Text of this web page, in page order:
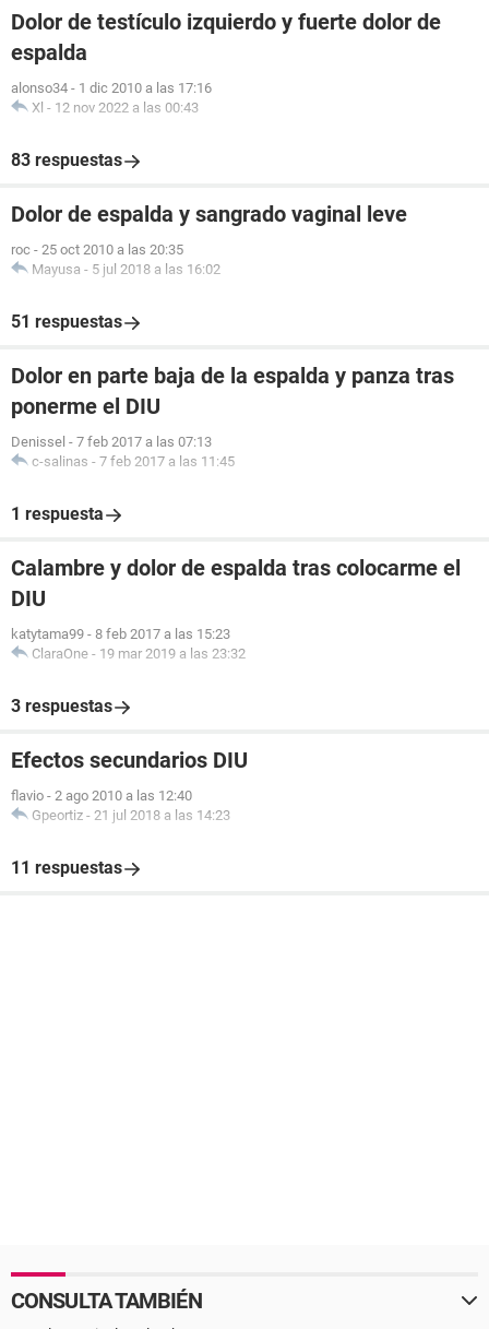
Dolor de testículo izquierdo y fuerte dolor de
espalda
alonso34 - 1 dic 2010 a las 17:16
Xl - 12 nov 2022 a las 00:43
83 respuestas
Dolor de espalda y sangrado vaginal leve
roc - 25 oct 2010 a las 20:35
Mayusa - 5 jul 2018 a las 16:02
51 respuestas
Dolor en parte baja de la espalda y panza tras
ponerme el DIU
Denissel - 7 feb 2017 a las 07:13
c-salinas - 7 feb 2017 a las 11:45
1 respuesta
Calambre y dolor de espalda tras colocarme el
DIU
katytama99 - 8 feb 2017 a las 15:23
ClaraOne - 19 mar 2019 a las 23:32
3 respuestas
Efectos secundarios DIU
flavio - 2 ago 2010 a las 12:40
Gpeortiz - 21 jul 2018 a las 14:23
11 respuestas
CONSULTA TAMBIÉN